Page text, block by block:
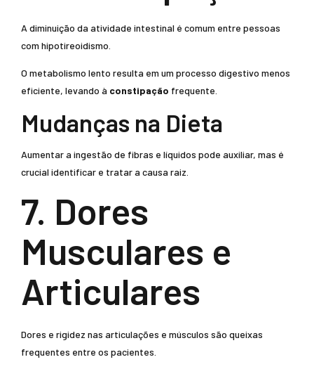
A diminuição da atividade intestinal é comum entre pessoas
com hipotireoidismo.
O metabolismo lento resulta em um processo digestivo menos
eficiente, levando à constipação frequente.
Mudanças na Dieta
Aumentar a ingestão de fibras e líquidos pode auxiliar, mas é
crucial identificar e tratar a causa raiz.
7. Dores
Musculares e
Articulares
Dores e rigidez nas articulações e músculos são queixas
frequentes entre os pacientes.